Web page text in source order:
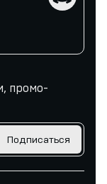
промо-
Подписаться